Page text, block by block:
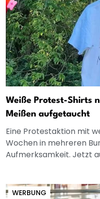
Weiße Protest-Shirts
Meißen aufgetaucht
Eine Protestaktion mit
Wochen in mehreren
Aufmerksamkeit. Jetzt
WERBUNG